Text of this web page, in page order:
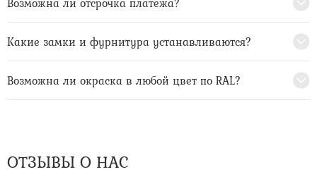
Какие замки и фурнитура устанавливаются?
Возможна ли окраска в любой цвет по RAL?
ОТЗЫВЫ О НАС